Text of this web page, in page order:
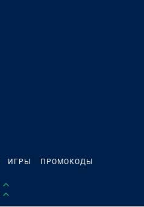
ИГРЫ ПРОМОКОДЫ